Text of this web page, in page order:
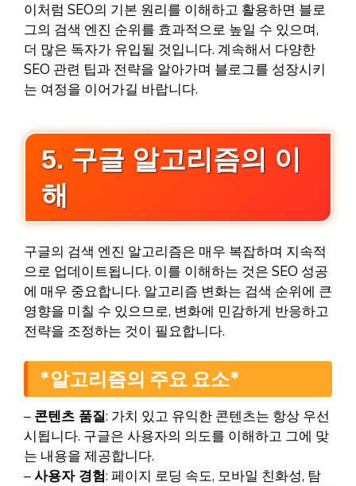
이처럼 SEO의 기본 원리를 이해하고 활용하면 블로
그의 검색 엔진 순위를 효과적으로 높일 수 있으며,
더 많은 독자가 유입될 것입니다. 계속해서 다양한
SEO 관련 팁과 전략을 알아가며 블로그를 성장시키
는 여정을 이어가길 바랍니다.
5. 구글 알고리즘의 이
해
구글의 검색 엔진 알고리즘은 매우 복잡하며 지속적
으로 업데이트됩니다. 이를 이해하는 것은 SEO 성공
에 매우 중요합니다. 알고리즘 변화는 검색 순위에 큰
영향을 미칠 수 있으므로, 변화에 민감하게 반응하고
전략을 조정하는 것이 필요합니다.
*알고리즘의 주요 요소*
– 콘텐츠 품질: 가치 있고 유익한 콘텐츠는 항상 우선
시됩니다. 구글은 사용자의 의도를 이해하고 그에 맞
는 내용을 제공합니다.
–사용자 경험: 페이지 로딩 속도, 모바일 친화성, 탐